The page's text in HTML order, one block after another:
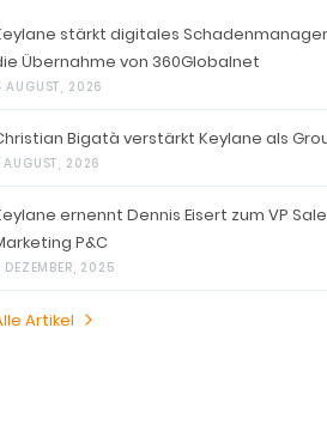
stärkt digitales
Übernahme von 360Globalnet
AUGUST, 2026
Bigatà verstärkt Keylane als
AUGUST, 2026
ernennt Dennis Eisert zum VP
P&C
DEZEMBER, 2025
Artikel